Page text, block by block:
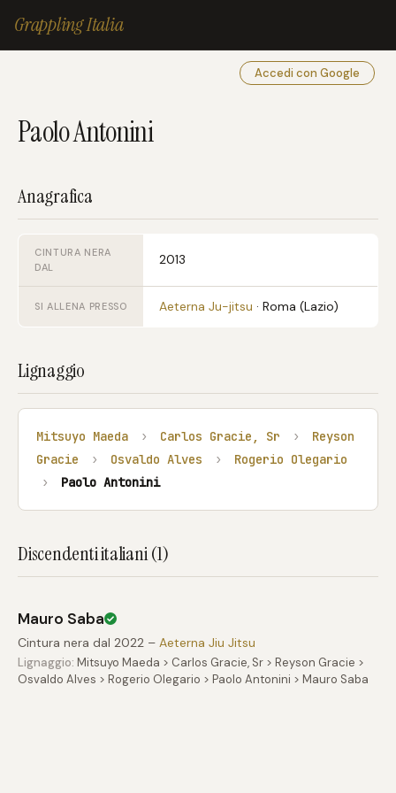
Grappling Italia
Accedi con Google
Paolo Antonini
Anagrafica
CINTURA NERA
DAL
2013
SI ALLENA PRESSO Aeterna Ju-jitsu · Roma (Lazio)
Lignaggio
Mitsuyo Maeda › Carlos Gracie, Sr ›
Reyson
Gracie
› Osvaldo Alves ›
Rogerio Olegario
›
Paolo Antonini
Discendenti italiani (1)
Mauro Saba
Cintura nera dal 2022 – Aeterna Jiu Jitsu
Lignaggio: Mitsuyo Maeda > Carlos Gracie, Sr > Reyson Gracie >
Osvaldo Alves > Rogerio Olegario > Paolo Antonini > Mauro Saba